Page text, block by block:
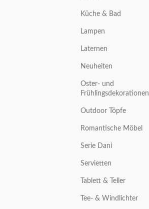
Küche & Bad
Lampen
Laternen
Neuheiten
Oster- und
Frühlingsdekorationen
Outdoor Töpfe
Romantische Möbel
Serie Dani
Servietten
Tablett & Teller
Tee- & Windlichter